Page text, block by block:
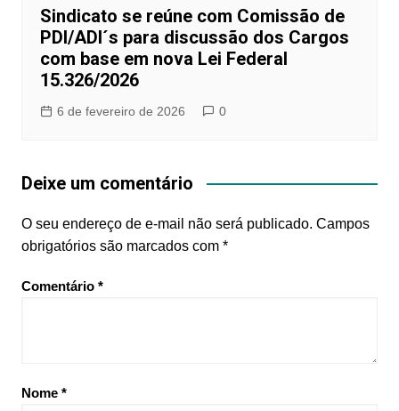
Sindicato se reúne com Comissão de
PDI/ADI´s para discussão dos Cargos
com base em nova Lei Federal
15.326/2026
6 de fevereiro de 2026 0
Deixe um comentário
O seu endereço de e-mail não será publicado. Campos
obrigatórios são marcados com *
Comentário *
Nome *